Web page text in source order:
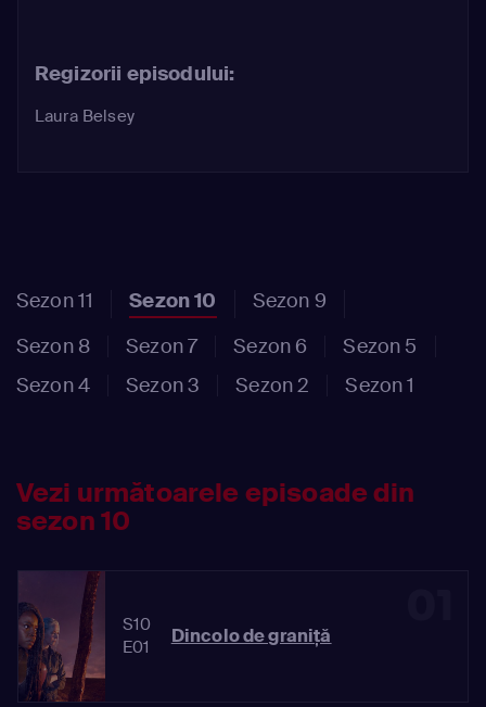
Regizorii episodului:
Laura Belsey
Sezon 11 Sezon 10
Sezon 9
Sezon 8
Sezon 7 Sezon 6
Sezon 5
Sezon 4
Sezon 3 Sezon 2 Sezon 1
Vezi următoarele episoade din
sezon 10
S10
E01
Dincolo de graniţă